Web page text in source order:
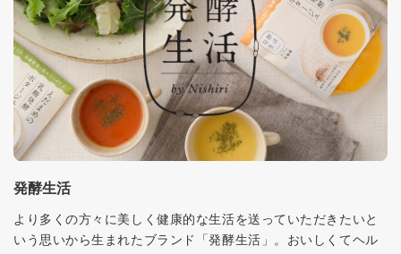
発酵生活
より多くの方々に美しく健康的な生活を送っていただきたいと
いう思いから生まれたブランド「発酵生活」。おいしくてヘル